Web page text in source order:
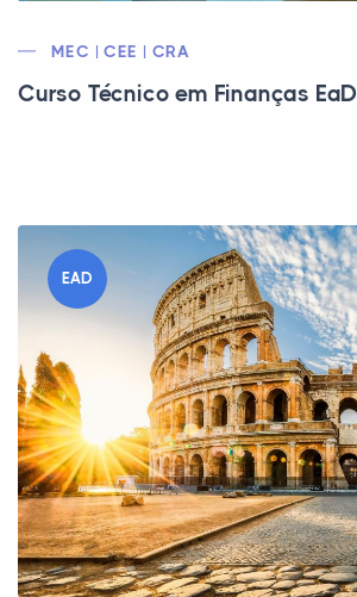
MEC | CEE | CRA
Curso Técnico em Finanças EaD
EAD